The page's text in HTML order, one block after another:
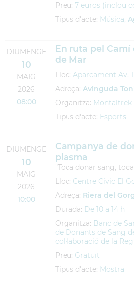
Preu: 7 euros (inclou
Tipus d'acte: Música,
DIUMENGE
10
MAIG
2026
08:00
En ruta pel Camí
de Mar
Lloc: Aparcament Av.
Adreça: Avinguda
Organitza: Montaltrek
Tipus d'acte: Esports
DIUMENGE
10
MAIG
2026
10:00
Campanya de
plasma
"Toca donar sang,
Lloc: Centre Cívic El
Adreça: Riera del
Durada: De 10 a 14 h
Organitza: Banc de
de Donants de Sang
col·laboració de la
Preu: Gratuït
Tipus d'acte: Mostra